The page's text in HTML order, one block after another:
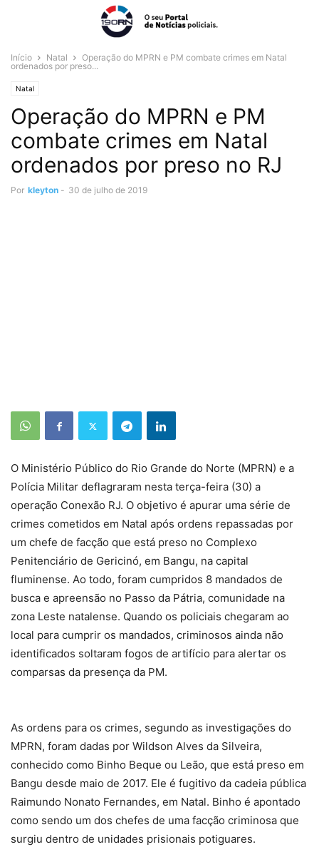
Início Natal
Operação do MPRN e PM combate crimes em Natal
ordenados por preso...
Natal
Operação do MPRN e PM
combate crimes em Natal
ordenados por preso no RJ
Por kleyton - 30 de julho de 2019
O Ministério Público do Rio Grande do Norte (MPRN) e a
Polícia Militar deflagraram nesta terça-feira (30) a
operação Conexão RJ. O objetivo é apurar uma série de
crimes cometidos em Natal após ordens repassadas por
um chefe de facção que está preso no Complexo
Penitenciário de Gericinó, em Bangu, na capital
fluminense. Ao todo, foram cumpridos 8 mandados de
busca e apreensão no Passo da Pátria, comunidade na
zona Leste natalense. Quando os policiais chegaram ao
local para cumprir os mandados, criminosos ainda não
identificados soltaram fogos de artifício para alertar os
comparsas da presença da PM.
As ordens para os crimes, segundo as investigações do
MPRN, foram dadas por Wildson Alves da Silveira,
conhecido como Binho Beque ou Leão, que está preso em
Bangu desde maio de 2017. Ele é fugitivo da cadeia pública
Raimundo Nonato Fernandes, em Natal. Binho é apontado
como sendo um dos chefes de uma facção criminosa que
surgiu dentro de unidades prisionais potiguares.